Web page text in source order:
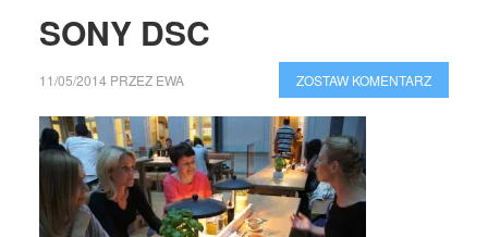
SONY DSC
11/05/2014 PRZEZ EWA ZOSTAW KOMENTARZ